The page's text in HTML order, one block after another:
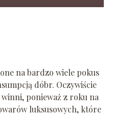
na bardzo wiele pokus
dóbr. Oczywiście
winni, ponieważ z roku na
luksusowych, które